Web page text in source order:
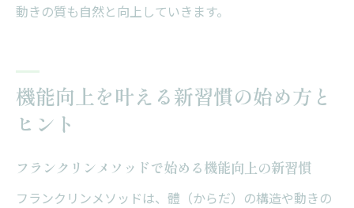
動きの質も自然と向上していきます。
機能向上を叶える新習慣の始め方と
ヒント
フランクリンメソッドで始める機能向上の新習慣
フランクリンメソッドは、體（からだ）の構造や動きの